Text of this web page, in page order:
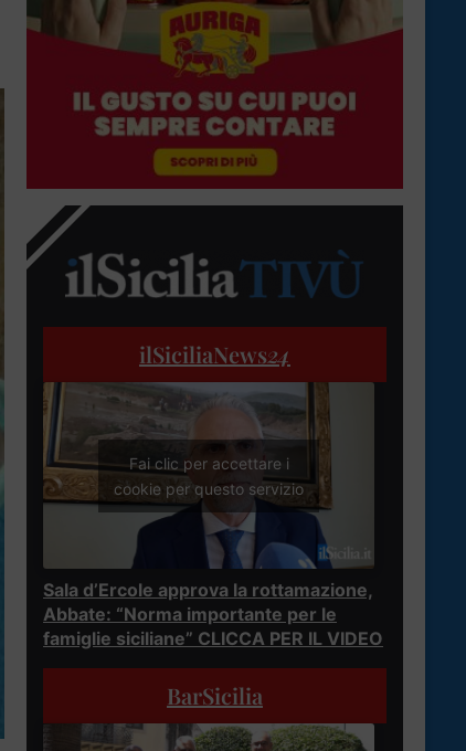
ilSiciliaNews24
Fai clic per accettare i
cookie per questo servizio
Sala d’Ercole approva la rottamazione,
Abbate: “Norma importante per le
famiglie siciliane” CLICCA PER IL VIDEO
BarSicilia